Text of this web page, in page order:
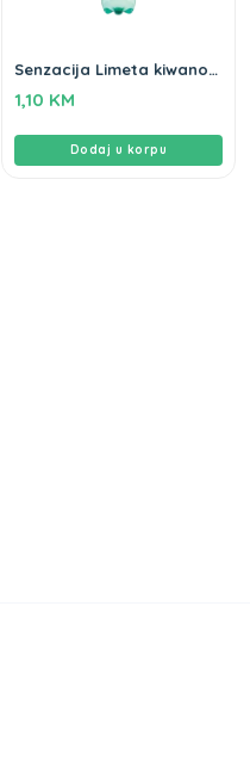
Senzacija Limeta kiwano
1,10 KM
Dodaj u korpu